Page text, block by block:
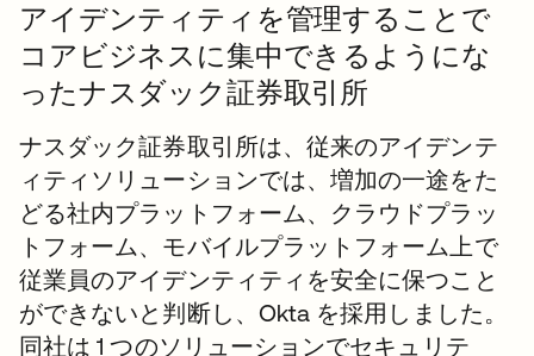
アイデンティティを管理することで
コアビジネスに集中できるようにな
ったナスダック証券取引所
ナスダック証券取引所は、従来のアイデンテ
ィティソリューションでは、増加の一途をた
どる社内プラットフォーム、クラウドプラッ
トフォーム、モバイルプラットフォーム上で
従業員のアイデンティティを安全に保つこと
ができないと判断し、Okta を採用しました。
同社は 1 つのソリューションでセキュリテ